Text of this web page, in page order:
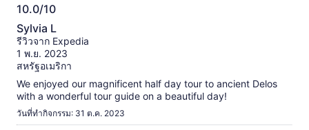
10.0/10
10.0
จาก
10
Sylvia L
รีวิวจาก Expedia
1 พ.ย. 2023
สหรัฐอเมริกา
We enjoyed our magnificent half day tour to ancient Delos
with a wonderful tour guide on a beautiful day!
วันที่ทำกิจกรรม: 31 ต.ค. 2023